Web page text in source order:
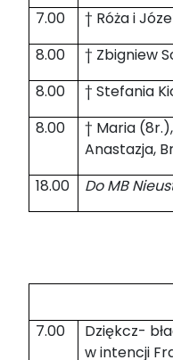
7.00
† Róża i
8.00
† Zbigniew
8.00
† Stefania
8.00
† Maria
Anastazja,
18.00
Do MB
7.00
Dziękcz-
w intencji